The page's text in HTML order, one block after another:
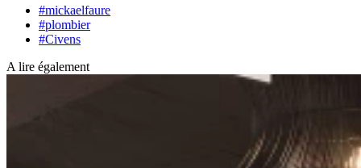
#mickaelfaure
#plombier
#Civens
A lire également